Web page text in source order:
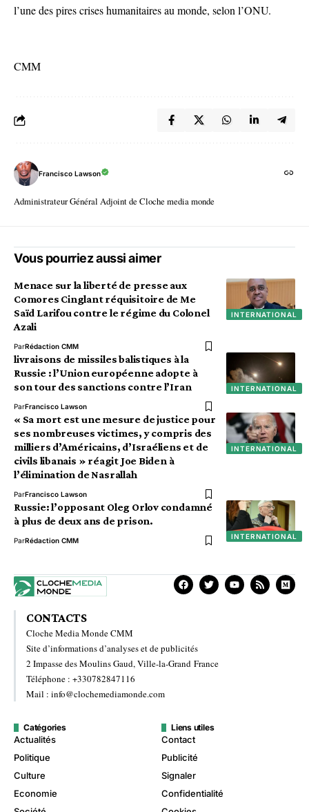
l’une des pires crises humanitaires au monde, selon l’ONU.
CMM
Francisco Lawson
Administrateur Général Adjoint de Cloche media monde
Vous pourriez aussi aimer
INTERNATIONAL
Menace sur la liberté de presse aux
Comores Cinglant réquisitoire de Me
Saïd Larifou contre le régime du Colonel
Azali
ParRédaction CMM
INTERNATIONAL
livraisons de missiles balistiques à la
Russie : l’Union européenne adopte à
son tour des sanctions contre l’Iran
ParFrancisco Lawson
INTERNATIONAL
« Sa mort est une mesure de justice pour
ses nombreuses victimes, y compris des
milliers d’Américains, d’Israéliens et de
civils libanais » réagit Joe Biden à
l’élimination de Nasrallah
ParFrancisco Lawson
INTERNATIONAL
Russie: l’opposant Oleg Orlov condamné
à plus de deux ans de prison.
ParRédaction CMM
CONTACTS
Cloche Media Monde CMM
Site d’informations d’analyses et de publicités
2 Impasse des Moulins Gaud, Ville-la-Grand France
Téléphone : +330782847116
Mail : info@clochemediamonde.com
Catégories
Actualités
Politique
Culture
Economie
Liens utiles
Contact
Publicité
Signaler
Confidentialité